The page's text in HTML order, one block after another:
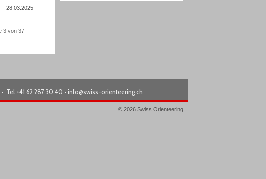
28.03.2025
3 von 37
Tel +41 62 287 30 40 •info@swiss-orienteering.ch
© 2026 Swiss Orienteering